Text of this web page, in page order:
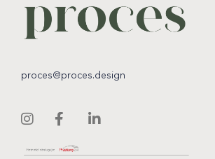
proces@proces.design